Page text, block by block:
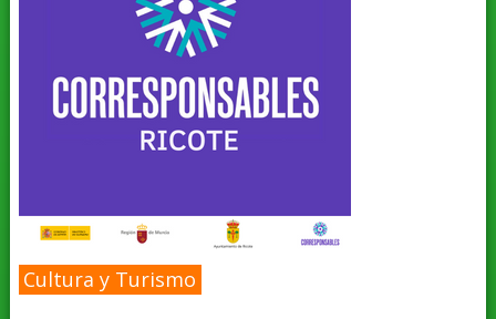
Cultura y Turismo